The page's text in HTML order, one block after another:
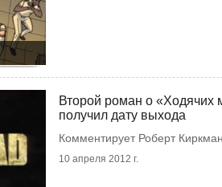
Второй роман о «Ходячих
получил дату выхода
Комментирует Роберт Киркман
10 апреля 2012 г.